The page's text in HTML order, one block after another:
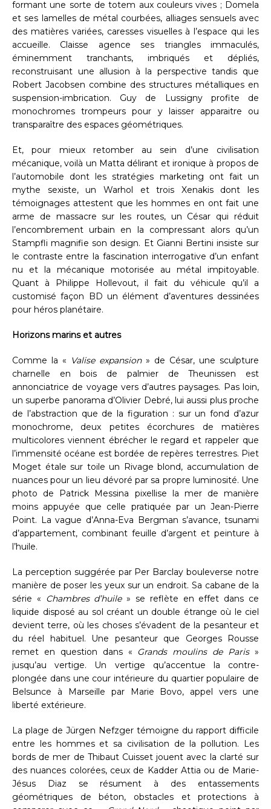
formant une sorte de totem aux couleurs vives ; Domela
et ses lamelles de métal courbées, alliages sensuels avec
des matières variées, caresses visuelles à l’espace qui les
accueille. Claisse agence ses triangles immaculés,
éminemment tranchants, imbriqués et dépliés,
reconstruisant une allusion à la perspective tandis que
Robert Jacobsen combine des structures métalliques en
suspension-imbrication. Guy de Lussigny profite de
monochromes trompeurs pour y laisser apparaitre ou
transparaître des espaces géométriques.
Et, pour mieux retomber au sein d’une civilisation
mécanique, voilà un Matta délirant et ironique à propos de
l’automobile dont les stratégies marketing ont fait un
mythe sexiste, un Warhol et trois Xenakis dont les
témoignages attestent que les hommes en ont fait une
arme de massacre sur les routes, un César qui réduit
l’encombrement urbain en la compressant alors qu’un
Stampfli magnifie son design. Et Gianni Bertini insiste sur
le contraste entre la fascination interrogative d’un enfant
nu et la mécanique motorisée au métal impitoyable.
Quant à Philippe Hollevout, il fait du véhicule qu’il a
customisé façon BD un élément d’aventures dessinées
pour héros planétaire.
Horizons marins et autres
Comme la « Valise expansion» de César, une sculpture
charnelle en bois de palmier de Theunissen est
annonciatrice de voyage vers d’autres paysages. Pas loin,
un superbe panorama d’Olivier Debré, lui aussi plus proche
de l’abstraction que de la figuration : sur un fond d’azur
monochrome, deux petites écorchures de matières
multicolores viennent ébrécher le regard et rappeler que
l’immensité océane est bordée de repères terrestres. Piet
Moget étale sur toile un Rivage blond, accumulation de
nuances pour un lieu dévoré par sa propre luminosité. Une
photo de Patrick Messina pixellise la mer de manière
moins appuyée que celle pratiquée par un Jean-Pierre
Point. La vague d’Anna-Eva Bergman s’avance, tsunami
d’appartement, combinant feuille d’argent et peinture à
l’huile.
La perception suggérée par Per Barclay bouleverse notre
manière de poser les yeux sur un endroit. Sa cabane de la
série « Chambres d’huile» se reflète en effet dans ce
liquide disposé au sol créant un double étrange où le ciel
devient terre, où les choses s’évadent de la pesanteur et
du réel habituel. Une pesanteur que Georges Rousse
remet en question dans « Grands moulins de Paris»
jusqu’au vertige. Un vertige qu’accentue la contre-
plongée dans une cour intérieure du quartier populaire de
Belsunce à Marseille par Marie Bovo, appel vers une
liberté extérieure.
La plage de Jürgen Nefzger témoigne du rapport difficile
entre les hommes et sa civilisation de la pollution. Les
bords de mer de Thibaut Cuisset jouent avec la clarté sur
des nuances colorées, ceux de Kadder Attia ou de Marie-
Jésus Diaz se résument à des entassements
géométriques de béton, obstacles et protections à